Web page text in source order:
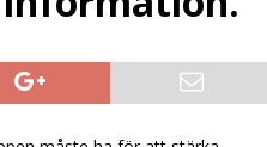
spring efter flaskor, mer fokus på
läsk” till “smart dryckesval”